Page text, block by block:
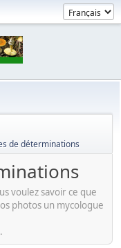
de déterminations
voulez savoir ce que
photos un mycologue